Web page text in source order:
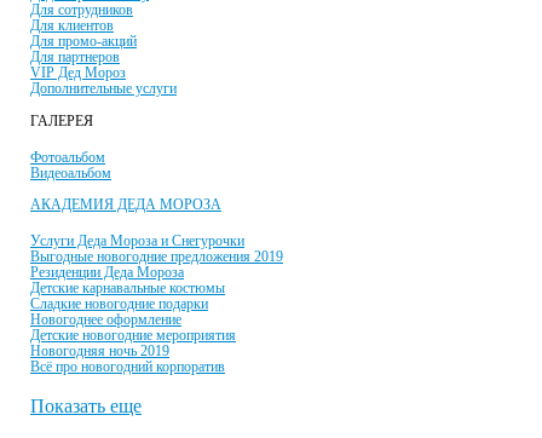
Для сотрудников
Для клиентов
Для промо-акций
Для партнеров
VIP Дед Мороз
Дополнительные услуги
ГАЛЕРЕЯ
Фотоальбом
Видеоальбом
АКАДЕМИЯ ДЕДА МОРОЗА
Услуги Деда Мороза и Снегурочки
Выгодные новогодние предложения 2019
Резиденции Деда Мороза
Детские карнавальные костюмы
Сладкие новогодние подарки
Новогоднее оформление
Детские новогодние мероприятия
Новогодняя ночь 2019
Всё про новогодний корпоратив
Показать еще